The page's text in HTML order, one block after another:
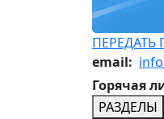
ПЕРЕДАТЬ
email:
Горячая
РАЗДЕЛЫ